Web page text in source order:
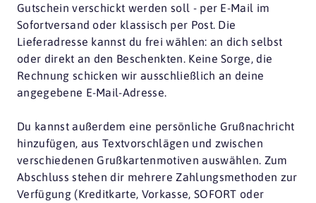
Gutschein verschickt werden soll - per E-Mail im
Sofortversand oder klassisch per Post. Die
Lieferadresse kannst du frei wählen: an dich selbst
oder direkt an den Beschenkten. Keine Sorge, die
Rechnung schicken wir ausschließlich an deine
angegebene E-Mail-Adresse.
Du kannst außerdem eine persönliche Grußnachricht
hinzufügen, aus Textvorschlägen und zwischen
verschiedenen Grußkartenmotiven auswählen. Zum
Abschluss stehen dir mehrere Zahlungsmethoden zur
Verfügung (Kreditkarte, Vorkasse, SOFORT oder